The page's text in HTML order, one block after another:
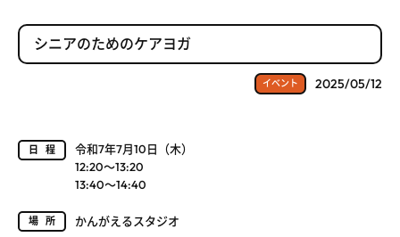
シニアのためのケアヨガ
イベント 2025/05/12
日程
令和7年7月10日（木）
12:20～13:20
13:40～14:40
場所 かんがえるスタジオ